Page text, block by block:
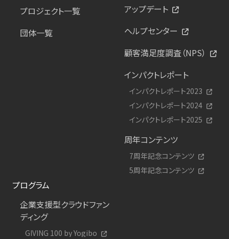
プロジェクト一覧
団体一覧
アップデート
ヘルプセンター
顧客満足度調査（NPS）
インパクトレポート
インパクトレポート2023
インパクトレポート2024
インパクトレポート2025
周年コンテンツ
7周年記念コンテンツ
5周年記念コンテンツ
プログラム
企業支援型クラウドファン
ディング
GIVING 100 by Yogibo